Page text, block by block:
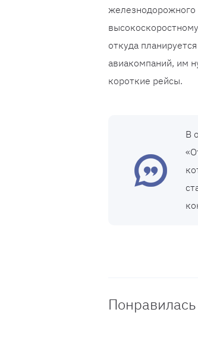
откуда
авиакомпаний, им
короткие рейсы.
В